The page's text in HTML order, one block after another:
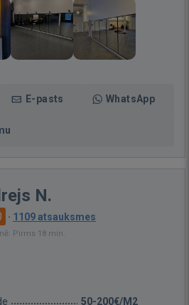
E-pasts WhatsApp
N.
· 1109 atsauksmes
Pirms 18 min.
50-200€/M2